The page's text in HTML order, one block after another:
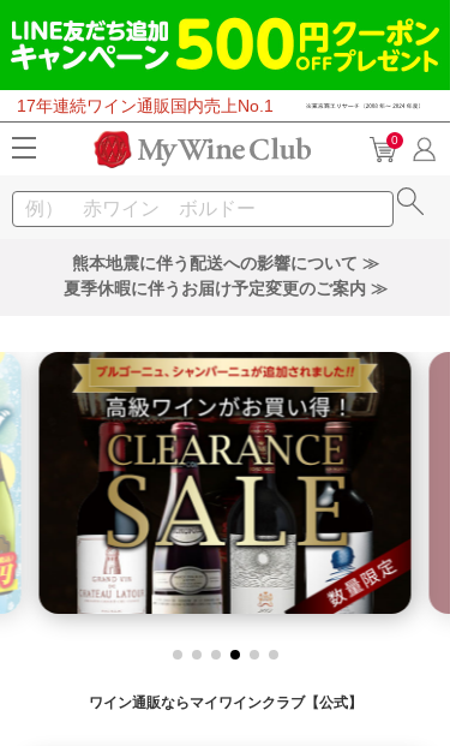
17年連続ワイン通販国内売上No.1
0
熊本地震に伴う配送への影響について ≫
夏季休暇に伴うお届け予定変更のご案内 ≫
ワイン通販ならマイワインクラブ【公式】